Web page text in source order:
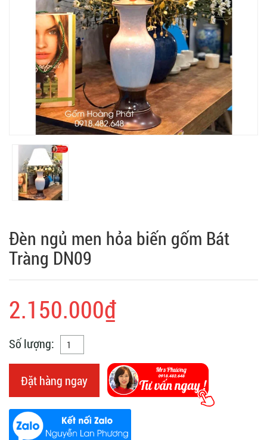
Đèn ngủ men hỏa biến gốm Bát
Tràng DN09
2.150.000₫
Số lượng:
Đặt hàng ngay